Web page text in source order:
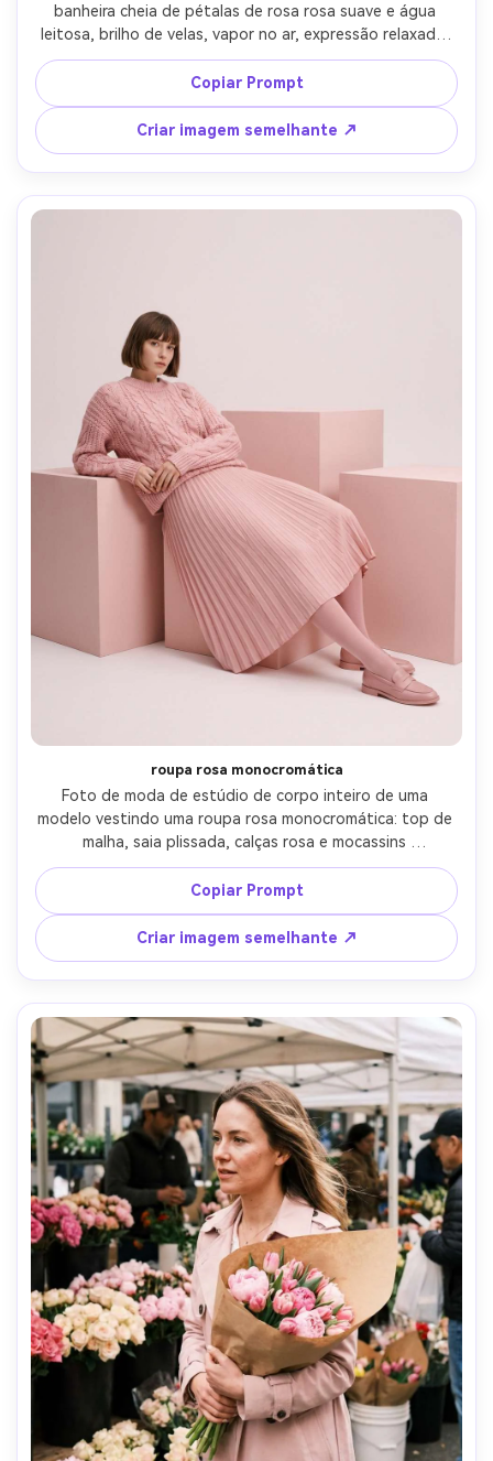
banheira cheia de pétalas de rosa rosa suave e água
leitosa, brilho de velas, vapor no ar, expressão relaxada,
cabelo molhado escorregado para trás, tirado em Canon
EOS R6 35mm f/1.8, destaques quentes, suavidade
sonhadora com detalhes realistas, composição de bom
gosto, pele fotorealista e textura de água-AR 4:5
Copiar Prompt
Criar imagem semelhante ↗
roupa rosa monocromática
Foto de moda de estúdio de corpo inteiro de uma
modelo vestindo uma roupa rosa monocromática: top de
malha, saia plissada, calças rosa e mocassins
combinantes, conjunto mínimo com blocos rosa pastel,
até iluminação de estúdio com sombras suaves, tirado em
Hasselblad 80mm, composição editorial limpa, detalhe de
tecido de alta resolução, fotorealista com classificação
de cores modernas-AR 4:5
Copiar Prompt
Criar imagem semelhante ↗